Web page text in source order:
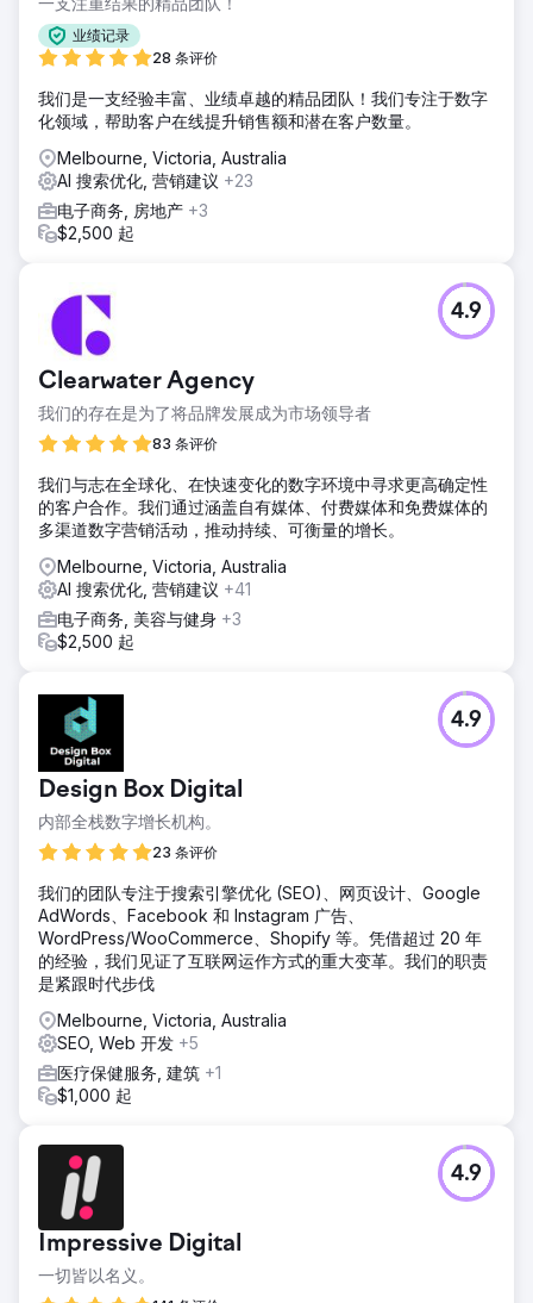
业绩记录
28 条评价
我们是一支经验丰富、业绩卓越的精品团队！我们专注于数字
化领域，帮助客户在线提升销售额和潜在客户数量。
Melbourne, Victoria, Australia
AI 搜索优化, 营销建议 +23
电子商务, 房地产 +3
$2,500 起
Clearwater Agency
我们的存在是为了将品牌发展成为市场领导者
83 条评价
4.9
我们与志在全球化、在快速变化的数字环境中寻求更高确定性
的客户合作。我们通过涵盖自有媒体、付费媒体和免费媒体的
多渠道数字营销活动，推动持续、可衡量的增长。
Melbourne, Victoria, Australia
AI 搜索优化, 营销建议 +41
电子商务, 美容与健身 +3
$2,500 起
Design Box Digital
内部全栈数字增长机构。
23 条评价
4.9
我们的团队专注于搜索引擎优化 (SEO)、网页设计、Google
AdWords、Facebook 和 Instagram 广告、
WordPress/WooCommerce、Shopify 等。凭借超过 20 年
的经验，我们见证了互联网运作方式的重大变革。我们的职责
是紧跟时代步伐
Melbourne, Victoria, Australia
SEO, Web 开发 +5
医疗保健服务, 建筑 +1
$1,000 起
Impressive Digital
一切皆以名义。
4.9